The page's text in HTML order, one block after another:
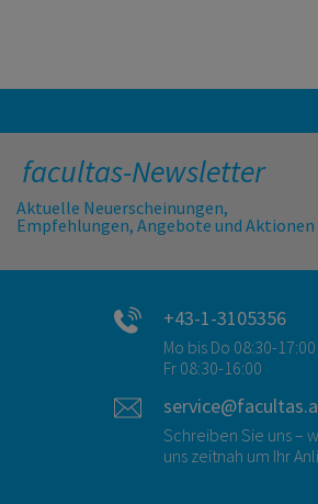
facultas-Newsletter
Aktuelle Neuerscheinungen,
Empfehlungen, Angebote und Aktionen
+43-1-3105356
Mo bis Do 08:30-17:00
Fr 08:30-16:00
Schreiben Sie uns –
uns zeitnah um Ihr